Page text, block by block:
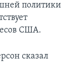
политики
США.
сказал